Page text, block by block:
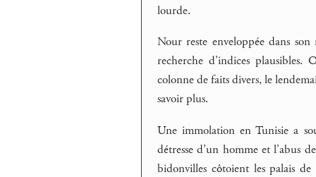
lourde.
Nour reste enveloppée dans
recherche d’indices
colonne de faits divers, le
savoir plus.
Une immolation en Tunisie a
détresse d’un homme et
bidonvilles côtoient les palais